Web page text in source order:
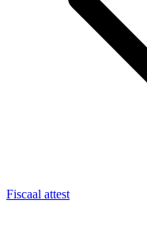
Fiscaal attest